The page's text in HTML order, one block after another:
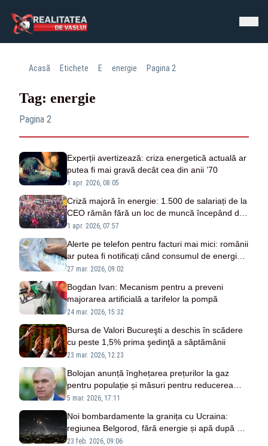
Acasă Etichete E energie Pagina 2
Tag: energie
Pagina 2
Experții avertizează: criza energetică actuală ar
putea fi mai gravă decât cea din anii ’70
1 apr. 2026, 08:05
Criză majoră în energie: 1.500 de salariați de la
CEO rămân fără un loc de muncă începând de
astăzi
1 apr. 2026, 07:57
Alerte pe telefon pentru facturi mai mici: românii
ar putea fi notificați când consumul de energie
depășește 80%
27 mar. 2026, 09:02
Bogdan Ivan: Mecanism pentru a preveni
majorarea artificială a tarifelor la pompă
24 mar. 2026, 15:32
Bursa de Valori Bucureşti a deschis în scădere
cu peste 1,5% prima şedinţă a săptămânii
23 mar. 2026, 12:23
Bolojan anunță înghețarea prețurilor la gaz
pentru populație și măsuri pentru reducerea
costului energiei electrice
5 mar. 2026, 17:11
Noi bombardamente la granița cu Ucraina:
regiunea Belgorod, fără energie și apă după un
atac cu rachete
23 feb. 2026, 09:06